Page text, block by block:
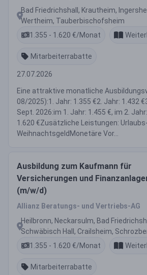
Bad Friedrichshall, Krautheim,
Wertheim, Tauberbischofsheim
1.355 - 1.620 €/Monat
Mitarbeiterrabatte
27.07.2026
Eine attraktive monatliche
08/2025):1. Jahr: 1.355 €2. Jahr: 1.432
Sept. 2026:im 1. Jahr: 1.455 €, im 2.
1.620 €Zusätzliche Leistungen:
WeihnachtsgeldMonetäre Vor...
Ausbildung zum Kaufmann für
Versicherungen und
(m/w/d)
Allianz Beratungs- und Vertriebs-AG
Heilbronn, Neckarsulm, Bad
Schwäbisch Hall, Crailsheim,
1.355 - 1.620 €/Monat
Mitarbeiterrabatte